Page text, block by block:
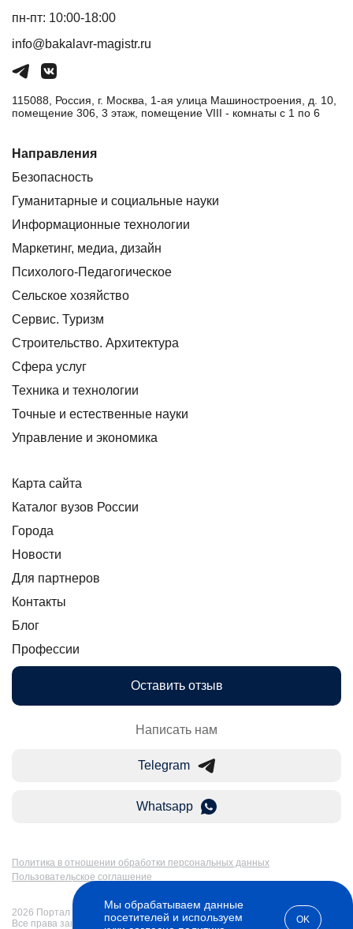
пн-пт: 10:00-18:00
info@bakalavr-magistr.ru
115088, Россия, г. Москва, 1-ая улица Машиностроения, д. 10,
помещение 306, 3 этаж, помещение VIII - комнаты с 1 по 6
Направления
Безопасность
Гуманитарные и социальные науки
Информационные технологии
Маркетинг, медиа, дизайн
Психолого-Педагогическое
Сельское хозяйство
Сервис. Туризм
Строительство. Архитектура
Сфера услуг
Техника и технологии
Точные и естественные науки
Управление и экономика
Карта сайта
Каталог вузов России
Города
Новости
Для партнеров
Контакты
Блог
Профессии
Оставить отзыв
Написать нам
Telegram
Whatsapp
Политика в отношении обработки персональных данных
Пользовательское соглашение
2026 Портал Бакалавр-Магистр: дистанционное образование в России.
Все права защищены
Мы обрабатываем данные
посетителей и используем
OK